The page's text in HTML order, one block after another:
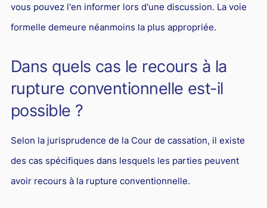
vous pouvez l'en informer lors d'une discussion. La voie
formelle demeure néanmoins la plus appropriée.
Dans quels cas le recours à la
rupture conventionnelle est-il
possible ?
Selon la jurisprudence de la Cour de cassation, il existe
des cas spécifiques dans lesquels les parties peuvent
avoir recours à la rupture conventionnelle.